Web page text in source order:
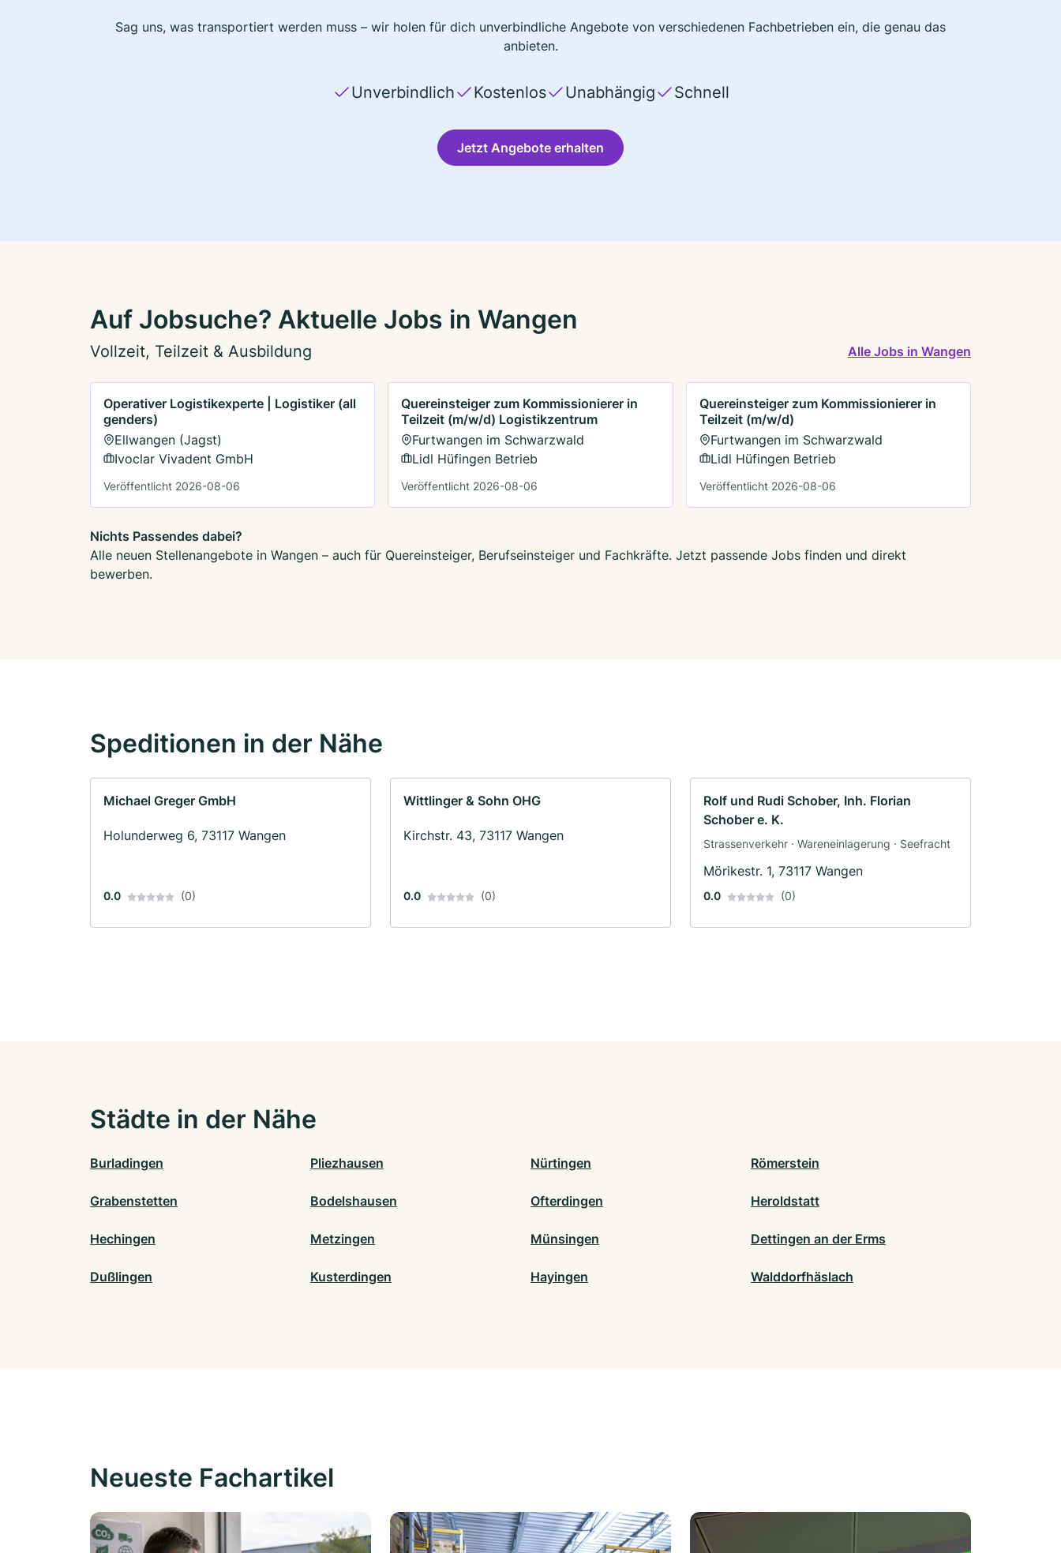
Sag uns, was transportiert werden muss – wir holen für dich unverbindliche Angebote von verschiedenen Fachbetrieben ein, die genau das
anbieten.
Unverbindlich Kostenlos Unabhängig Schnell
Jetzt Angebote erhalten
Auf Jobsuche? Aktuelle Jobs in Wangen
Vollzeit, Teilzeit & Ausbildung Alle Jobs in Wangen
Operativer Logistikexperte | Logistiker (all
genders)
Ellwangen (Jagst)
Ivoclar Vivadent GmbH
Veröffentlicht 2026-08-06
Quereinsteiger zum Kommissionierer in
Teilzeit (m/w/d) Logistikzentrum
Furtwangen im Schwarzwald
Lidl Hüfingen Betrieb
Veröffentlicht 2026-08-06
Quereinsteiger zum Kommissionierer in
Teilzeit (m/w/d)
Furtwangen im Schwarzwald
Lidl Hüfingen Betrieb
Veröffentlicht 2026-08-06
Nichts Passendes dabei?
Alle neuen Stellenangebote in Wangen – auch für Quereinsteiger, Berufseinsteiger und Fachkräfte. Jetzt passende Jobs finden und direkt
bewerben.
Speditionen in der Nähe
Michael Greger GmbH
Holunderweg 6, 73117 Wangen
0.0 (0)
Wittlinger & Sohn OHG
Kirchstr. 43, 73117 Wangen
0.0 (0)
Rolf und Rudi Schober, Inh. Florian
Schober e. K.
Strassenverkehr · Wareneinlagerung · Seefracht
Mörikestr. 1, 73117 Wangen
0.0 (0)
Städte in der Nähe
Burladingen Pliezhausen Nürtingen Römerstein
Grabenstetten Bodelshausen Ofterdingen Heroldstatt
Hechingen Metzingen Münsingen Dettingen an der Erms
Dußlingen Kusterdingen Hayingen Walddorfhäslach
Neueste Fachartikel